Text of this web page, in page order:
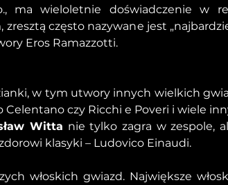
ma wieloletnie doświadczenie w
często nazywane jest
Eros Ramazzotti.
w tym utwory innych wielkich
Celentano czy Ricchi e Poveri i wiele
Witta nie tylko zagra w zespole,
klasyki – Ludovico Einaudi.
włoskich gwiazd. Największe